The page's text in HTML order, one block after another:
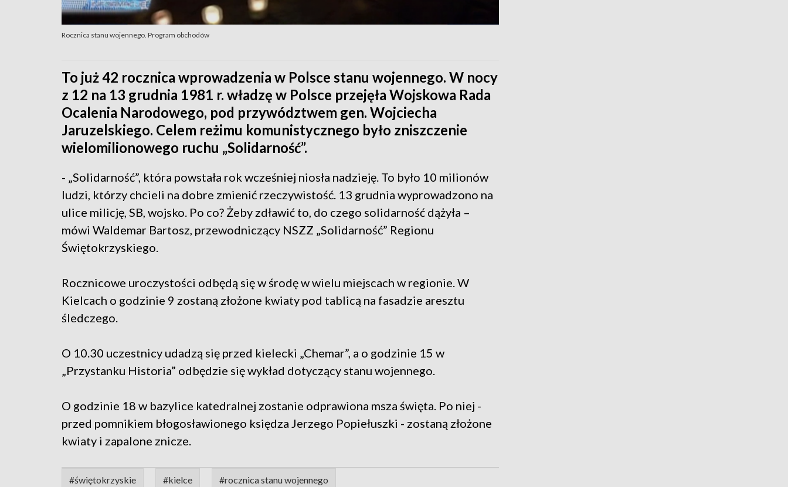
Rocznica stanu wojennego. Program obchodów
To już 42 rocznica wprowadzenia w Polsce stanu wojennego. W nocy
z 12 na 13 grudnia 1981 r. władzę w Polsce przejęła Wojskowa Rada
Ocalenia Narodowego, pod przywództwem gen. Wojciecha
Jaruzelskiego. Celem reżimu komunistycznego było zniszczenie
wielomilionowego ruchu „Solidarność”.
- „Solidarność”, która powstała rok wcześniej niosła nadzieję. To było 10 milionów
ludzi, którzy chcieli na dobre zmienić rzeczywistość. 13 grudnia wyprowadzono na
ulice milicję, SB, wojsko. Po co? Żeby zdławić to, do czego solidarność dążyła –
mówi Waldemar Bartosz, przewodniczący NSZZ „Solidarność” Regionu
Świętokrzyskiego.
Rocznicowe uroczystości odbędą się w środę w wielu miejscach w regionie. W
Kielcach o godzinie 9 zostaną złożone kwiaty pod tablicą na fasadzie aresztu
śledczego.
O 10.30 uczestnicy udadzą się przed kielecki „Chemar”, a o godzinie 15 w
„Przystanku Historia” odbędzie się wykład dotyczący stanu wojennego.
O godzinie 18 w bazylice katedralnej zostanie odprawiona msza święta. Po niej -
przed pomnikiem błogosławionego księdza Jerzego Popiełuszki - zostaną złożone
kwiaty i zapalone znicze.
#świętokrzyskie #kielce #rocznica stanu wojennego